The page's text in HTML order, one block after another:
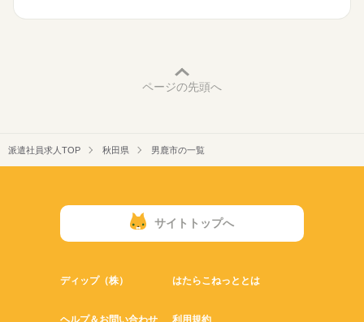
ページの先頭へ
派遣社員求人TOP 秋田県 男鹿市の一覧
サイトトップへ
ディップ（株） はたらこねっととは
ヘルプ＆お問い合わせ 利用規約